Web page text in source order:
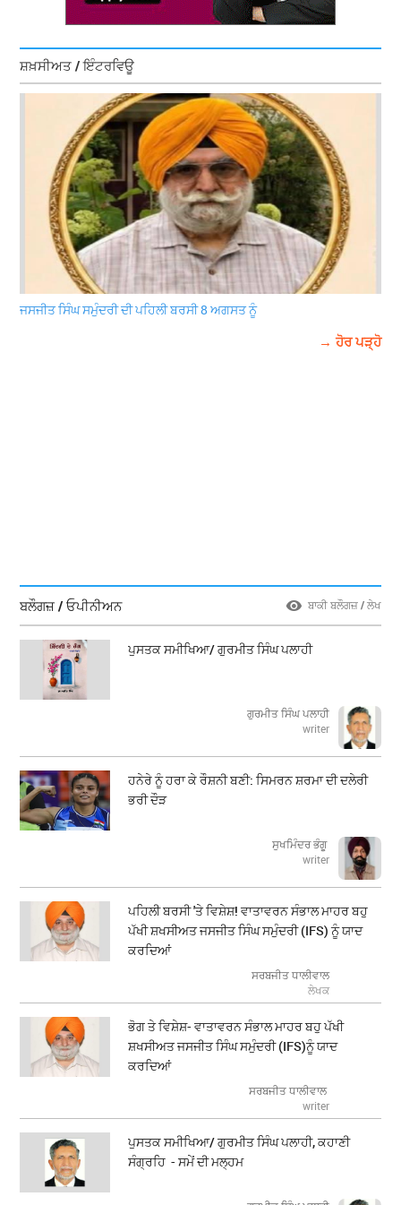
ਸ਼ਖ਼ਸੀਅਤ / ਇੰਟਰਵਿਊ
ਜਸਜੀਤ ਸਿੰਘ ਸਮੁੰਦਰੀ ਦੀ ਪਹਿਲੀ ਬਰਸੀ 8 ਅਗਸਤ ਨੂੰ
→ ਹੋਰ ਪੜ੍ਹੋ
ਬਲੌਗਜ਼ / ਓਪੀਨੀਅਨ ਬਾਕੀ ਬਲੌਗਜ਼ / ਲੇਖ
ਪੁਸਤਕ ਸਮੀਖਿਆ/ ਗੁਰਮੀਤ ਸਿੰਘ ਪਲਾਹੀ
ਗੁਰਮੀਤ ਸਿੰਘ ਪਲਾਹੀ
writer
ਹਨੇਰੇ ਨੂੰ ਹਰਾ ਕੇ ਰੌਸ਼ਨੀ ਬਣੀ: ਸਿਮਰਨ ਸ਼ਰਮਾ ਦੀ ਦਲੇਰੀ
ਭਰੀ ਦੌੜ
ਸੁਖਮਿੰਦਰ ਭੰਗੂ
writer
ਪਹਿਲੀ ਬਰਸੀ 'ਤੇ ਵਿਸ਼ੇਸ਼! ਵਾਤਾਵਰਨ ਸੰਭਾਲ ਮਾਹਰ ਬਹੁ
ਪੱਖੀ ਸ਼ਖਸੀਅਤ ਜਸਜੀਤ ਸਿੰਘ ਸਮੁੰਦਰੀ (IFS) ਨੂੰ ਯਾਦ
ਕਰਦਿਆਂ
ਸਰਬਜੀਤ ਧਾਲੀਵਾਲ
ਲੇਖਕ
ਭੋਗ ਤੇ ਵਿਸ਼ੇਸ਼- ਵਾਤਾਵਰਨ ਸੰਭਾਲ ਮਾਹਰ ਬਹੁ ਪੱਖੀ
ਸ਼ਖਸੀਅਤ ਜਸਜੀਤ ਸਿੰਘ ਸਮੁੰਦਰੀ (IFS)ਨੂੰ ਯਾਦ
ਕਰਦਿਆਂ
ਸਰਬਜੀਤ ਧਾਲੀਵਾਲ
writer
ਪੁਸਤਕ ਸਮੀਖਿਆ/ ਗੁਰਮੀਤ ਸਿੰਘ ਪਲਾਹੀ, ਕਹਾਣੀ
ਸੰਗ੍ਰਹਿ - ਸਮੇਂ ਦੀ ਮਲ੍ਹਮ